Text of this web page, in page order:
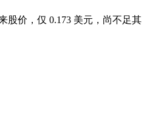
股价，仅 0.173 美元，尚不足其